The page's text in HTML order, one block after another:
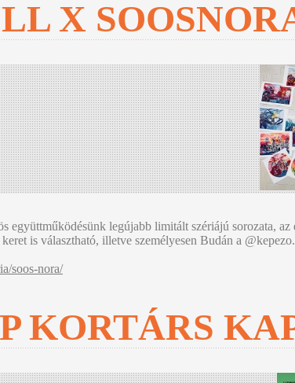
X
együttműködésünk legújabb limitált szériájú sorozata,
is választható, illetve személyesen Budán a
soos-nora/
KORTÁRS